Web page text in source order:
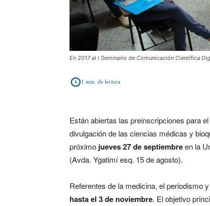
En 2017 el I Seminario de Comunicación Científica
1 min. de lectura
Están abiertas las preinscripciones para el
divulgación de las ciencias médicas y
próximo jueves 27 de septiembreen la
(Avda. Ygatimí esq. 15 de agosto).
Referentes de la medicina, el periodismo
hasta el 3 de noviembre. El objetivo